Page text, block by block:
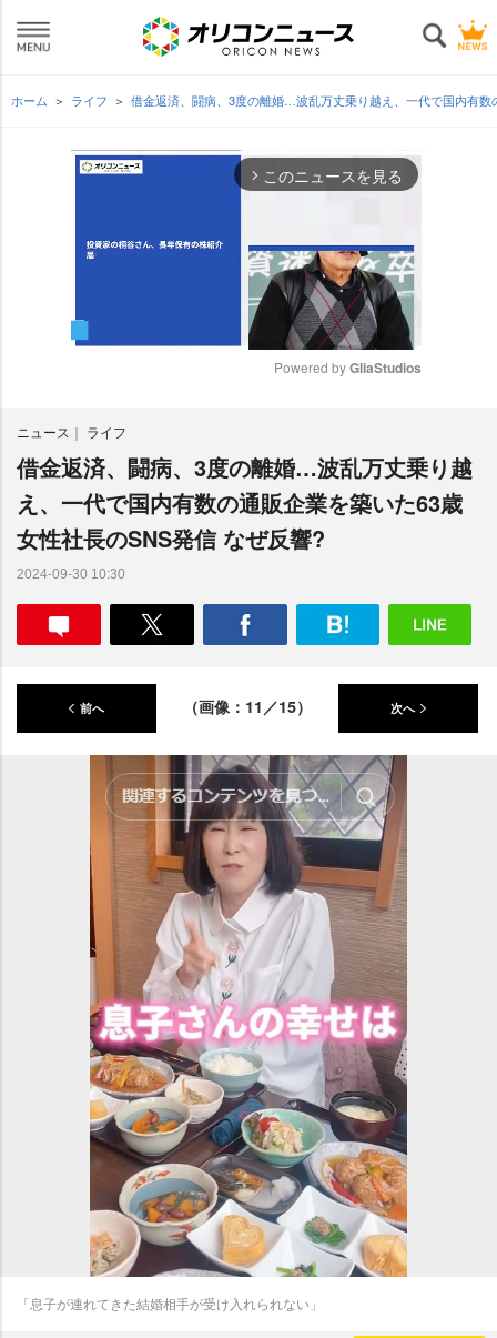
ホーム ライフ 借金返済、闘病、3度の離婚…波乱万丈乗り越え、一代で国内有
arrow_forward_ios このニュースを見る
t
e
Powered by GliaStudios
ニュース ライフ
借金返済、闘病、3度の離婚…波乱万丈乗り越
え、一代で国内有数の通販企業を築いた63歳
女性社長のSNS発信 なぜ反響?
2024-09-30 10:30
前へ （画像：11／15） 次へ
「息子が連れてきた結婚相手が受け入れられない」